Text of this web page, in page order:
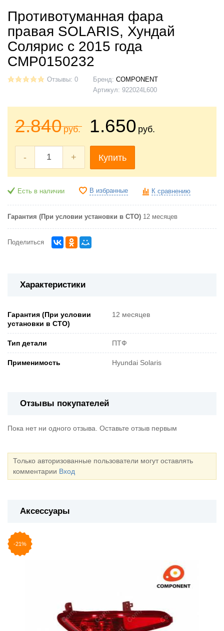
Противотуманная фара
правая SOLARIS, Хундай
Солярис с 2015 года
CMP0150232
Отзывы: 0 Бренд: COMPONENT
Артикул: 922024L600
2.840руб. 1.650 руб.
- + Купить
Есть в наличии В избранные К сравнению
Гарантия (При условии установки в СТО) 12 месяцев
Поделиться
Характеристики
Гарантия (При условии
установки в СТО)
12 месяцев
Тип детали ПТФ
Применимость Hyundai Solaris
Отзывы покупателей
Пока нет ни одного отзыва. Оставьте отзыв первым
Только авторизованные пользователи могут оставлять
комментарии Вход
Аксессуары
-21%